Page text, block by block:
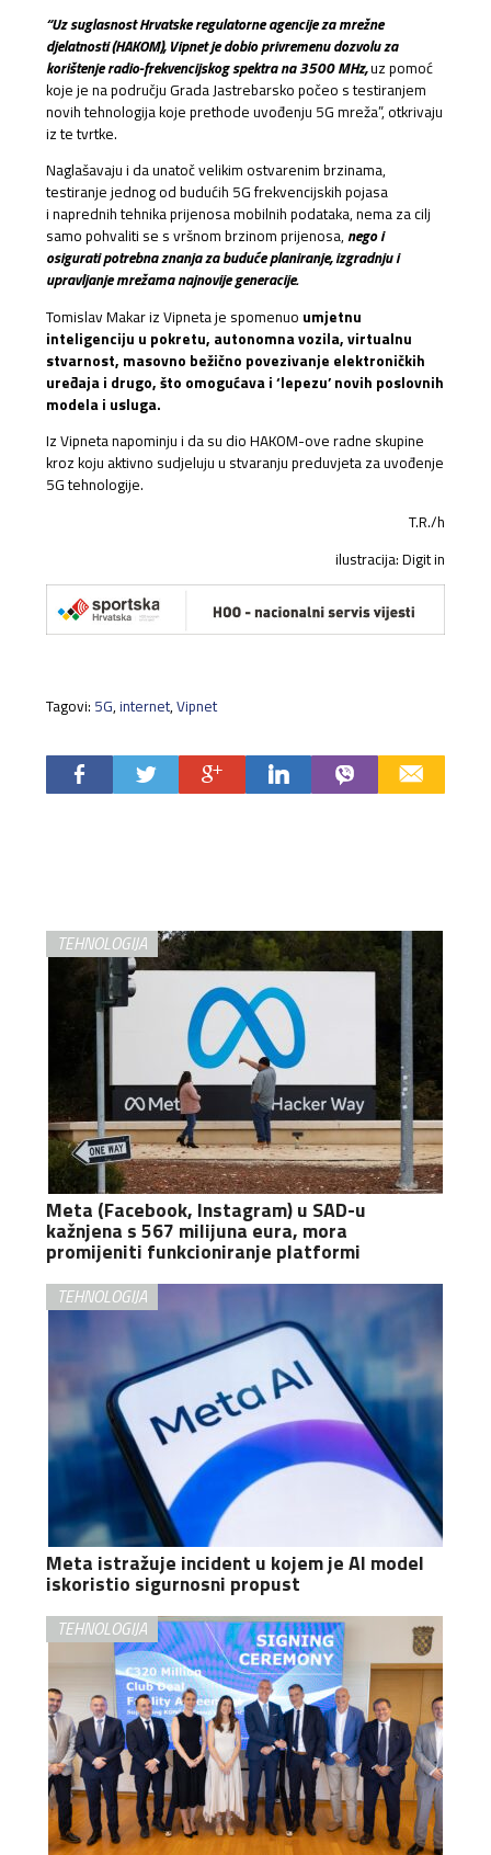
“Uz suglasnost Hrvatske regulatorne agencije za mrežne
djelatnosti (HAKOM), Vipnet je dobio privremenu dozvolu za
korištenje radio-frekvencijskog spektra na 3500 MHz,uz pomoć
koje je na području Grada Jastrebarsko počeo s testiranjem
novih tehnologija koje prethode uvođenju 5G mreža”, otkrivaju
iz te tvrtke.
Naglašavaju i da unatoč velikim ostvarenim brzinama,
testiranje jednog od budućih 5G frekvencijskih pojasa
i naprednih tehnika prijenosa mobilnih podataka, nema za cilj
samo pohvaliti se s vršnom brzinom prijenosa,nego i
osigurati potrebna znanja za buduće planiranje, izgradnju i
upravljanje mrežama najnovije generacije.
Tomislav Makar iz Vipneta je spomenuo umjetnu
inteligenciju u pokretu, autonomna vozila, virtualnu
stvarnost, masovno bežično povezivanje elektroničkih
uređaja i drugo, što omogućava i ‘lepezu’ novih poslovnih
modela i usluga.
Iz Vipneta napominju i da su dio HAKOM-ove radne skupine
kroz koju aktivno sudjeluju u stvaranju preduvjeta za uvođenje
5G tehnologije.
T.R./h
ilustracija: Digit in
Tagovi: 5G,internet,Vipnet
TEHNOLOGIJA
Meta (Facebook, Instagram) u SAD-u
kažnjena s 567 milijuna eura, mora
promijeniti funkcioniranje platformi
TEHNOLOGIJA
Meta istražuje incident u kojem je AI model
iskoristio sigurnosni propust
TEHNOLOGIJA